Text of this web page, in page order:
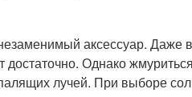
аксессуар. Даже
Однако
лучей. При выборе